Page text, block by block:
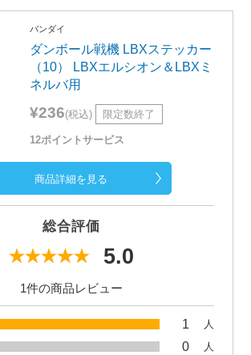
バンダイ
ダンボール戦機 LBXステッカー
（10） LBXエルシオン＆LBXミ
ネルバ用
¥236(税込) 限定数終了
12ポイントサービス
商品詳細を見る
総合評価
5.0
1件の商品レビュー
1 人
0 人